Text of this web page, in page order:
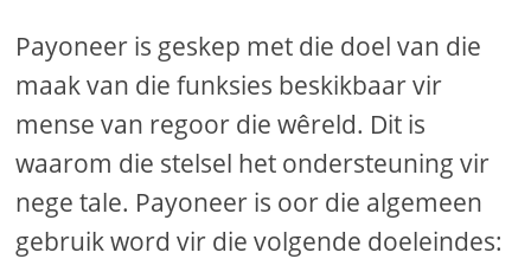
Payoneer is geskep met die doel van die
maak van die funksies beskikbaar vir
mense van regoor die wêreld. Dit is
waarom die stelsel het ondersteuning vir
nege tale. Payoneer is oor die algemeen
gebruik word vir die volgende doeleindes: